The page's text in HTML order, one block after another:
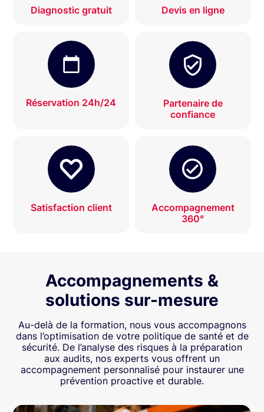
Diagnostic gratuit Devis en ligne
Réservation 24h/24
Partenaire de
confiance
Satisfaction client
Accompagnement
360°
Accompagnements &
solutions sur-mesure
Au-delà de la formation, nous vous accompagnons
dans l’optimisation de votre politique de santé et de
sécurité. De l’analyse des risques à la préparation
aux audits, nos experts vous offrent un
accompagnement personnalisé pour instaurer une
prévention proactive et durable.